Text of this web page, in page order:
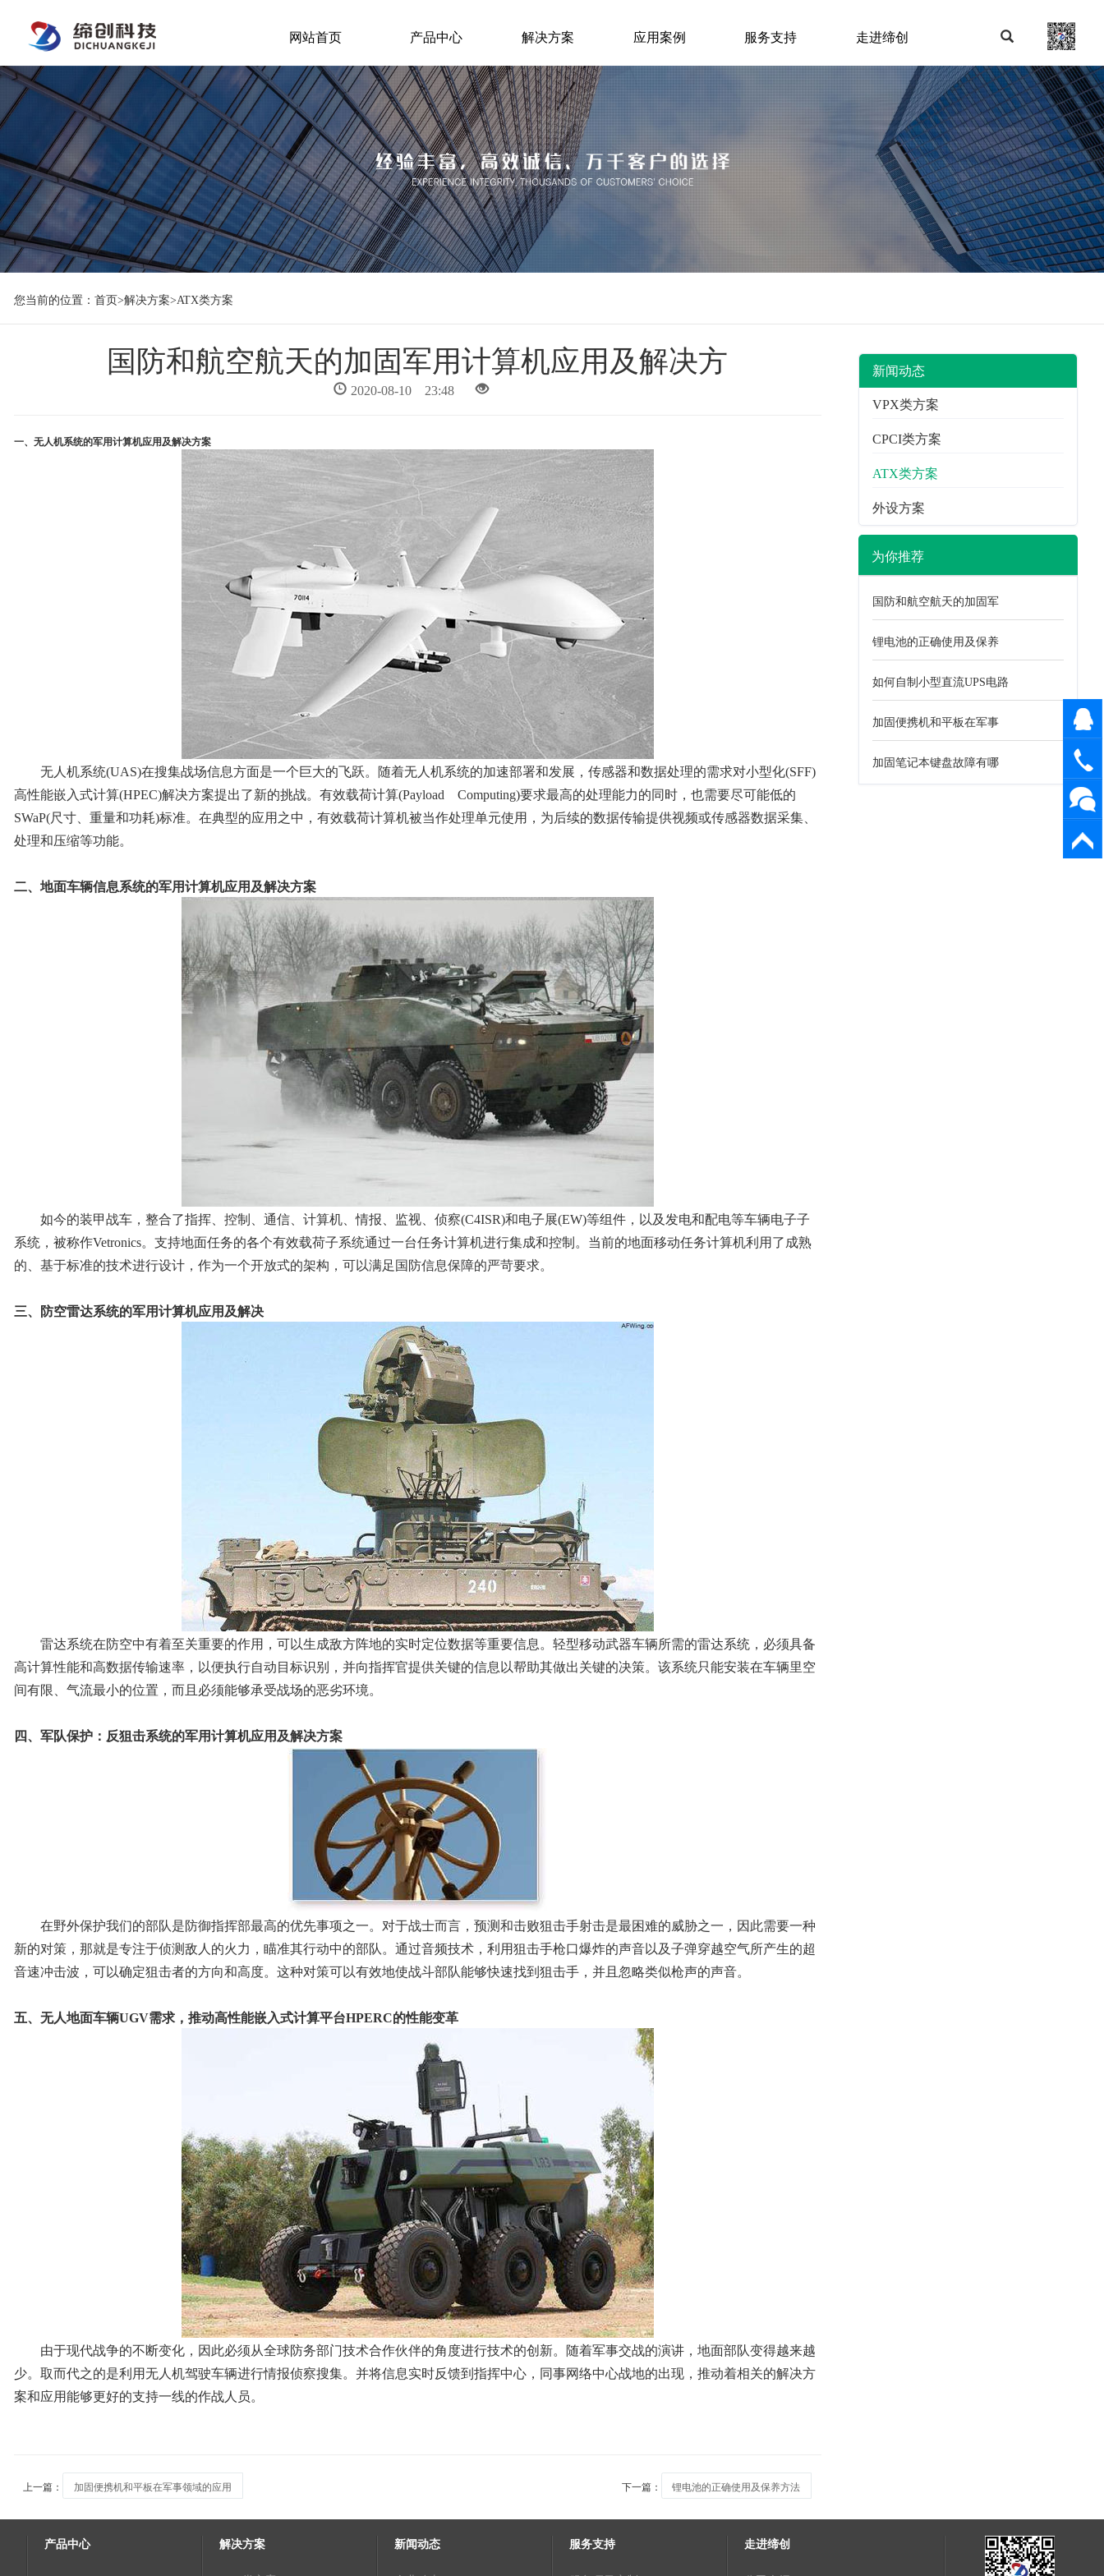
网站首页 产品中心 解决方案 应用案例 服务支持 走进缔创
您当前的位置： 首页>解决方案>ATX类方案
国防和航空航天的加固军用计算机应用及解决方
2020-08-10 23:48
一、无人机系统的军用计算机应用及解决方案
无人机系统(UAS)在搜集战场信息方面是一个巨大的飞跃。随着无人机系统的加速部署和发展，传感器和数据处理的需求对小型化(SFF)
高性能嵌入式计算(HPEC)解决方案提出了新的挑战。有效载荷计算(Payload Computing)要求最高的处理能力的同时，也需要尽可能低的
SWaP(尺寸、重量和功耗)标准。在典型的应用之中，有效载荷计算机被当作处理单元使用，为后续的数据传输提供视频或传感器数据采集、
处理和压缩等功能。
二、地面车辆信息系统的军用计算机应用及解决方案
如今的装甲战车，整合了指挥、控制、通信、计算机、情报、监视、侦察(C4ISR)和电子展(EW)等组件，以及发电和配电等车辆电子子
系统，被称作Vetronics。支持地面任务的各个有效载荷子系统通过一台任务计算机进行集成和控制。当前的地面移动任务计算机利用了成熟
的、基于标准的技术进行设计，作为一个开放式的架构，可以满足国防信息保障的严苛要求。
三、防空雷达系统的军用计算机应用及解决
雷达系统在防空中有着至关重要的作用，可以生成敌方阵地的实时定位数据等重要信息。轻型移动武器车辆所需的雷达系统，必须具备
高计算性能和高数据传输速率，以便执行自动目标识别，并向指挥官提供关键的信息以帮助其做出关键的决策。该系统只能安装在车辆里空
间有限、气流最小的位置，而且必须能够承受战场的恶劣环境。
四、军队保护：反狙击系统的军用计算机应用及解决方案
在野外保护我们的部队是防御指挥部最高的优先事项之一。对于战士而言，预测和击败狙击手射击是最困难的威胁之一，因此需要一种
新的对策，那就是专注于侦测敌人的火力，瞄准其行动中的部队。通过音频技术，利用狙击手枪口爆炸的声音以及子弹穿越空气所产生的超
音速冲击波，可以确定狙击者的方向和高度。这种对策可以有效地使战斗部队能够快速找到狙击手，并且忽略类似枪声的声音。
五、无人地面车辆UGV需求，推动高性能嵌入式计算平台HPERC的性能变革
由于现代战争的不断变化，因此必须从全球防务部门技术合作伙伴的角度进行技术的创新。随着军事交战的演讲，地面部队变得越来越
少。取而代之的是利用无人机驾驶车辆进行情报侦察搜集。并将信息实时反馈到指挥中心，同事网络中心战地的出现，推动着相关的解决方
案和应用能够更好的支持一线的作战人员。
上一篇： 加固便携机和平板在军事领域的应用 下一篇： 锂电池的正确使用及保养方法
新闻动态
VPX类方案
CPCI类方案
ATX类方案
外设方案
为你推荐
国防和航空航天的加固军
锂电池的正确使用及保养
如何自制小型直流UPS电路
加固便携机和平板在军事
加固笔记本键盘故障有哪
产品中心 解决方案 新闻动态 服务支持 走进缔创
在线咨
询
返回顶